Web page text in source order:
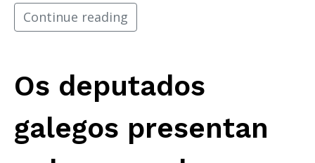
Continue reading
Os deputados
galegos presentan